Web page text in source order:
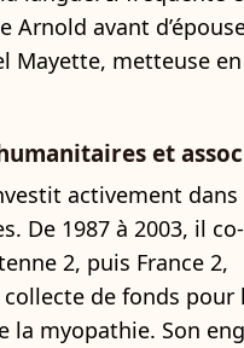
Arnold avant
Mayette, metteuse
et
activement dans
De 1987 à 2003, il
2, puis France 2,
de fonds pour
la myopathie. Son